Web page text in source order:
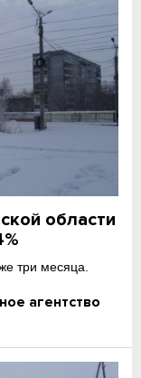
области
три месяца.
агентство